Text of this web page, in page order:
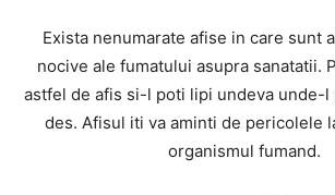
Exista nenumarate afise in care sunt
nocive ale fumatului asupra sanatatii.
astfel de afis si-l poti lipi undeva unde-l
des. Afisul iti va aminti de pericolele
organismul fumand.